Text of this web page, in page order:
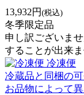
13,932円 (税込)
冬季限定品
申し訳ございま
することが出来ま
冷凍便
冷蔵品と同梱の可
お品物によって異